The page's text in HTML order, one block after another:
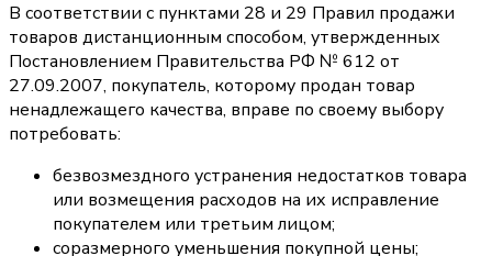
В соответствии с пунктами 28 и 29 Правил продажи
товаров дистанционным способом, утвержденных
Постановлением Правительства РФ № 612 от
27.09.2007, покупатель, которому продан товар
ненадлежащего качества, вправе по своему выбору
потребовать:
безвозмездного устранения недостатков товара
или возмещения расходов на их исправление
покупателем или третьим лицом;
соразмерного уменьшения покупной цены;